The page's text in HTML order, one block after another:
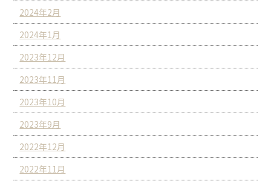
2024年2月
2024年1月
2023年12月
2023年11月
2023年10月
2023年9月
2022年12月
2022年11月